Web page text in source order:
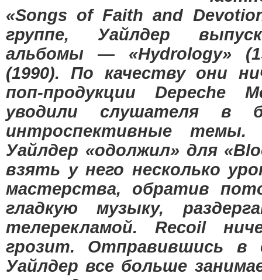
«Songs of Faith and
группе, Уайлдер
альбомы — «Hydrology»
(1990). По качеству они
поп-продукции
уводили слушателя в
интроспективные
Уайлдер «одолжил» для
взять у него несколько
мастерства, обратив
гладкую музыку,
телерекламой. Recoil
грозит. Отправившись в
Уайлдер все больше